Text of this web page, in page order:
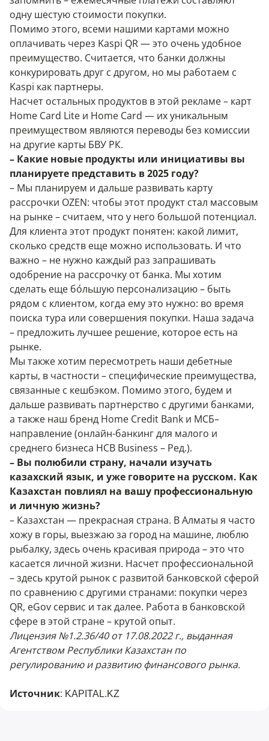
одну шестую стоимости покупки.
Помимо этого, всеми нашими картами можно
оплачивать через Kaspi QR — это очень удобное
преимущество. Считается, что банки должны
конкурировать друг с другом, но мы работаем с
Kaspi как партнеры.
Насчет остальных продуктов в этой рекламе – карт
Home Card Lite и Home Card — их уникальным
преимуществом являются переводы без комиссии
на другие карты БВУ РК.
– Какие новые продукты или инициативы вы
планируете представить в 2025 году?
– Мы планируем и дальше развивать карту
рассрочки OZEN: чтобы этот продукт стал массовым
на рынке – считаем, что у него большой потенциал.
Для клиента этот продукт понятен: какой лимит,
сколько средств еще можно использовать. И что
важно – не нужно каждый раз запрашивать
одобрение на рассрочку от банка. Мы хотим
сделать еще бо́льшую персонализацию – быть
рядом с клиентом, когда ему это нужно: во время
поиска тура или совершения покупки. Наша задача
– предложить лучшее решение, которое есть на
рынке.
Мы также хотим пересмотреть наши дебетные
карты, в частности – специфические преимущества,
связанные с кешбэком. Помимо этого, будем и
дальше развивать партнерство с другими банками,
а также наш бренд Home Credit Bank и МСБ–
направление (онлайн-банкинг для малого и
среднего бизнеса HCB Business – Ред.).
– Вы полюбили страну, начали изучать
казахский язык, и уже говорите на русском. Как
Казахстан повлиял на вашу профессиональную
и личную жизнь?
– Казахстан — прекрасная страна. В Алматы я часто
хожу в горы, выезжаю за город на машине, люблю
рыбалку, здесь очень красивая природа – это что
касается личной жизни. Насчет профессиональной
– здесь крутой рынок с развитой банковской сферой
по сравнению с другими странами: покупки через
QR, eGov сервис и так далее. Работа в банковской
сфере в этой стране – крутой опыт.
Лицензия №1.2.36/40 от 17.08.2022 г., выданная
Агентством Республики Казахстан по
регулированию и развитию финансового рынка.
Источник: KAPITAL.KZ